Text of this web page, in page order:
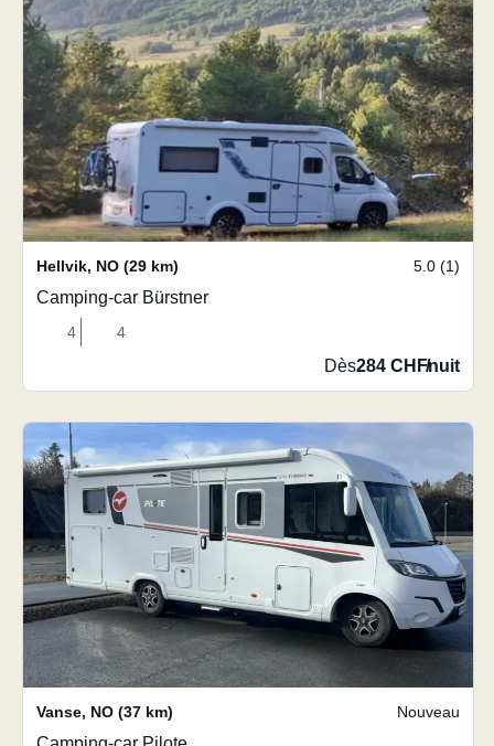
Hellvik, NO (29 km) 5.0 (1)
Camping-car Bürstner
4 4
Dès284 CHF/nuit
Vanse, NO (37 km) Nouveau